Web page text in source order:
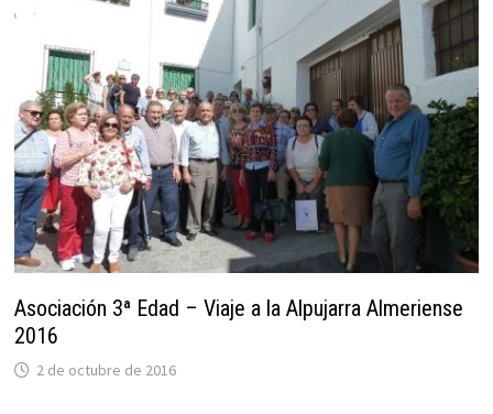
Asociación 3ª Edad – Viaje a la Alpujarra Almeriense
2016
2 de octubre de 2016